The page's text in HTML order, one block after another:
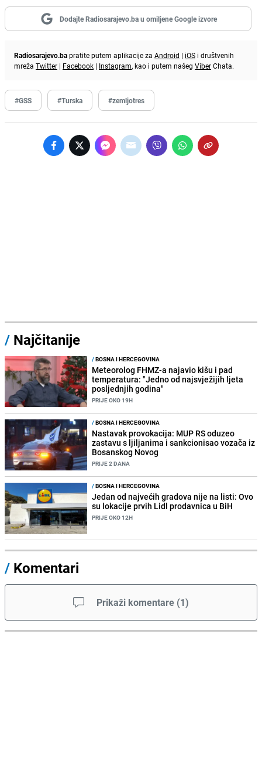
Dodajte Radiosarajevo.ba u omiljene Google izvore
Radiosarajevo.bapratite putem aplikacije za Android | iOS i društvenih
mreža Twitter | Facebook | Instagram, kao i putem našeg ViberChata.
#GSS #Turska #zemljotres
/ Najčitanije
/BOSNA I HERCEGOVINA
Meteorolog FHMZ-a najavio kišu i pad
temperatura: "Jedno od najsvježijih ljeta
posljednjih godina"
PRIJE OKO 19H
/BOSNA I HERCEGOVINA
Nastavak provokacija: MUP RS oduzeo
zastavu s ljiljanima i sankcionisao vozača iz
Bosanskog Novog
PRIJE 2 DANA
/BOSNA I HERCEGOVINA
Jedan od najvećih gradova nije na listi: Ovo
su lokacije prvih Lidl prodavnica u BiH
PRIJE OKO 12H
/ Komentari
Prikaži komentare (1)